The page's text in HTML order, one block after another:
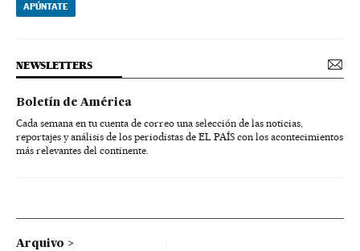
APÚNTATE
NEWSLETTERS
Boletín de América
Cada semana en tu cuenta de correo una selección de las noticias,
reportajes y análisis de los periodistas de EL PAÍS con los acontecimientos
más relevantes del continente.
Arquivo